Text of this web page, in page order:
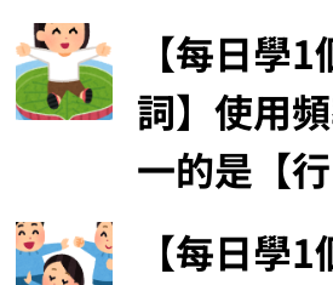
【每日學
詞】使用
一的是【行
【每日學